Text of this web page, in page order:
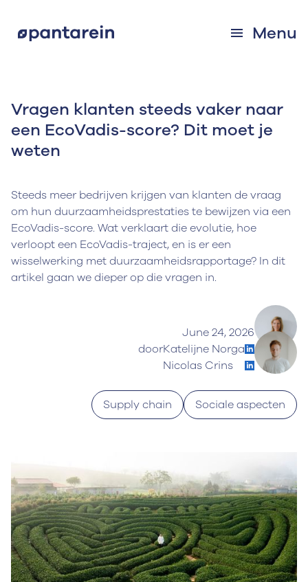
Menu
Vragen klanten steeds vaker naar
een EcoVadis-score? Dit moet je
weten
Steeds meer bedrijven krijgen van klanten de vraag
om hun duurzaamheidsprestaties te bewijzen via een
EcoVadis-score. Wat verklaart die evolutie, hoe
verloopt een EcoVadis-traject, en is er een
wisselwerking met duurzaamheidsrapportage? In dit
artikel gaan we dieper op die vragen in.
June 24, 2026
doorKatelijne Norga
Nicolas Crins
Supply chain Sociale aspecten